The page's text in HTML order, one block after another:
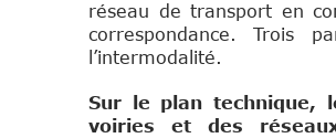
réseau de transport en
correspondance. Trois
l’intermodalité.
Sur le plan technique,
voiries et des